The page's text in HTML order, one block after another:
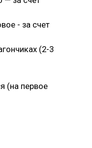
- за счет
(2-3
(на первое